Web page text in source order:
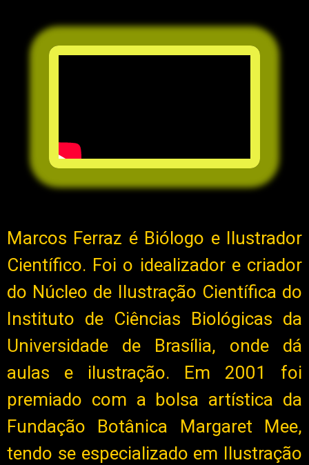
Marcos Ferraz é Biólogo e Ilustrador
Científico. Foi o idealizador e criador
do Núcleo de Ilustração Científica do
Instituto de Ciências Biológicas da
Universidade de Brasília, onde dá
aulas e ilustração. Em 2001 foi
premiado com a bolsa artística da
Fundação Botânica Margaret Mee,
tendo se especializado em Ilustração